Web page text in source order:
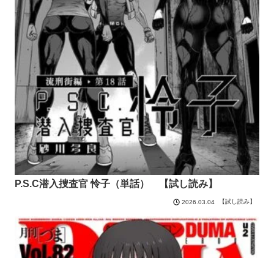
P.S.C潜入捜査官 怜子（単話） 【試し読み】
2026.03.04 【試し読み】